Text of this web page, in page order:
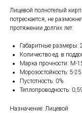
Лицевой полнотелый
потрескается, не
протяжении долгих лет.
Габаритные размеры:
Количество ед. в
Марка прочности: М-
Морозостойкость: 5-
Пустотность: 0%
Теплопроводность:
Назначение: Лицевой